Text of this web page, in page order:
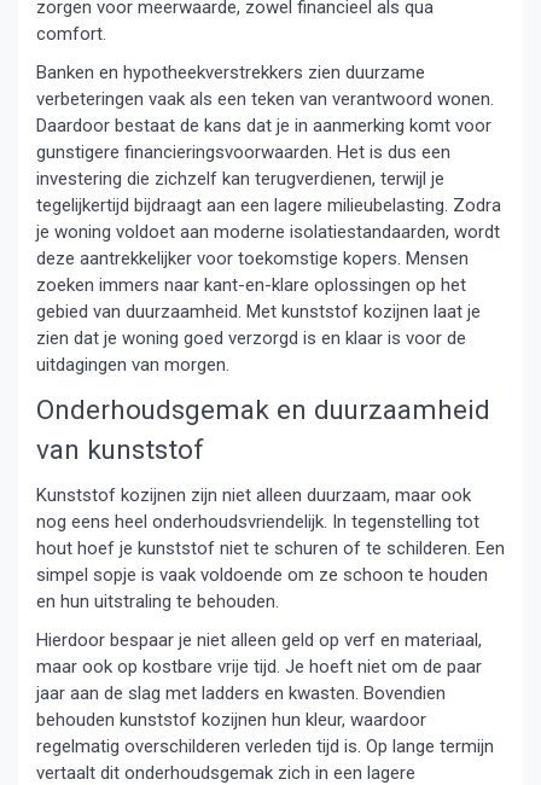
zorgen voor meerwaarde, zowel financieel als qua
comfort.
Banken en hypotheekverstrekkers zien duurzame
verbeteringen vaak als een teken van verantwoord wonen.
Daardoor bestaat de kans dat je in aanmerking komt voor
gunstigere financieringsvoorwaarden. Het is dus een
investering die zichzelf kan terugverdienen, terwijl je
tegelijkertijd bijdraagt aan een lagere milieubelasting. Zodra
je woning voldoet aan moderne isolatiestandaarden, wordt
deze aantrekkelijker voor toekomstige kopers. Mensen
zoeken immers naar kant-en-klare oplossingen op het
gebied van duurzaamheid. Met kunststof kozijnen laat je
zien dat je woning goed verzorgd is en klaar is voor de
uitdagingen van morgen.
Onderhoudsgemak en duurzaamheid
van kunststof
Kunststof kozijnen zijn niet alleen duurzaam, maar ook
nog eens heel onderhoudsvriendelijk. In tegenstelling tot
hout hoef je kunststof niet te schuren of te schilderen. Een
simpel sopje is vaak voldoende om ze schoon te houden
en hun uitstraling te behouden.
Hierdoor bespaar je niet alleen geld op verf en materiaal,
maar ook op kostbare vrije tijd. Je hoeft niet om de paar
jaar aan de slag met ladders en kwasten. Bovendien
behouden kunststof kozijnen hun kleur, waardoor
regelmatig overschilderen verleden tijd is. Op lange termijn
vertaalt dit onderhoudsgemak zich in een lagere